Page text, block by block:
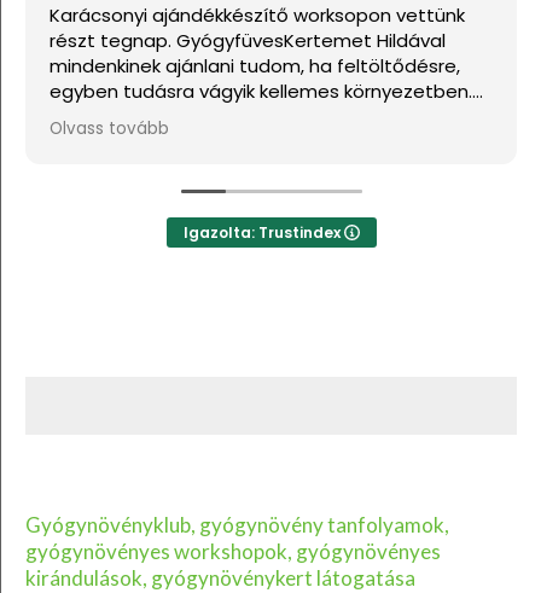
Karácsonyi ajándékkészítő worksopon vettünk
részt tegnap. GyógyfüvesKertemet Hildával
mindenkinek ajánlani tudom, ha feltöltődésre,
egyben tudásra vágyik kellemes környezetben.
Ha lehetne sokkal több csillagot adni, akkor azt
mind adnám.
Olvass tovább
Igazolta: Trustindex
Gyógynövényklub, gyógynövény tanfolyamok,
gyógynövényes workshopok, gyógynövényes
kirándulások, gyógynövénykert látogatása